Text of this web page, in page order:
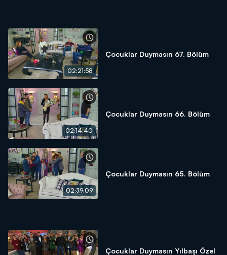
02:21:58
Çocuklar Duymasın 67. Bölüm
02:14:40
Çocuklar Duymasın 66. Bölüm
02:39:09
Çocuklar Duymasın 65. Bölüm
Çocuklar Duymasın Yılbaşı Özel